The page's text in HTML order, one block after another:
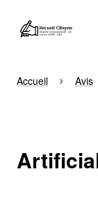
Accueil Avis